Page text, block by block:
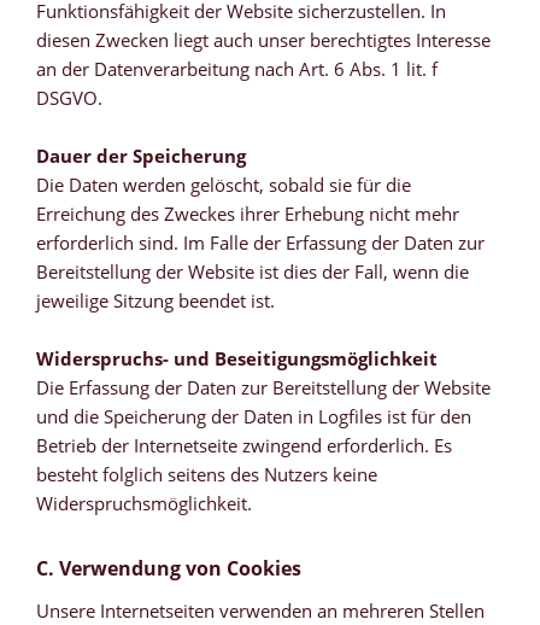
Funktionsfähigkeit der Website sicherzustellen. In
diesen Zwecken liegt auch unser berechtigtes Interesse
an der Datenverarbeitung nach Art. 6 Abs. 1 lit. f
DSGVO.
Dauer der Speicherung
Die Daten werden gelöscht, sobald sie für die
Erreichung des Zweckes ihrer Erhebung nicht mehr
erforderlich sind. Im Falle der Erfassung der Daten zur
Bereitstellung der Website ist dies der Fall, wenn die
jeweilige Sitzung beendet ist.
Widerspruchs- und Beseitigungsmöglichkeit
Die Erfassung der Daten zur Bereitstellung der Website
und die Speicherung der Daten in Logfiles ist für den
Betrieb der Internetseite zwingend erforderlich. Es
besteht folglich seitens des Nutzers keine
Widerspruchsmöglichkeit.
C. Verwendung von Cookies
Unsere Internetseiten verwenden an mehreren Stellen